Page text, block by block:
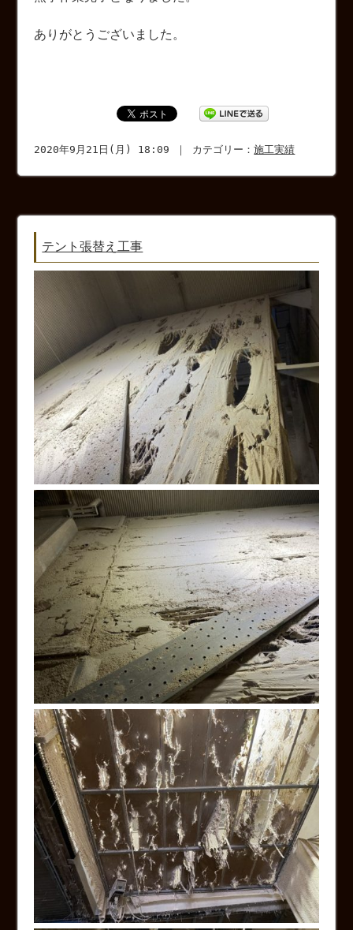
ありがとうございました。
2020年9月21日(月) 18:09 ｜ カテゴリー：施工実績
テント張替え工事